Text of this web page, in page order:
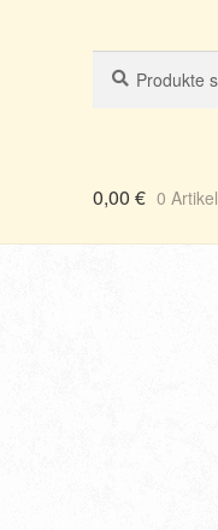
nach:
0,00 € 0 Artikel